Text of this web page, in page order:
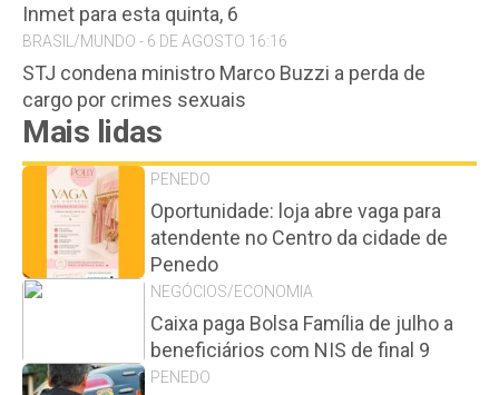
Inmet para esta quinta, 6
BRASIL/MUNDO - 6 DE AGOSTO 16:16
STJ condena ministro Marco Buzzi a perda de
cargo por crimes sexuais
Mais lidas
PENEDO
Oportunidade: loja abre vaga para
atendente no Centro da cidade de
Penedo
NEGÓCIOS/ECONOMIA
Caixa paga Bolsa Família de julho a
beneficiários com NIS de final 9
PENEDO